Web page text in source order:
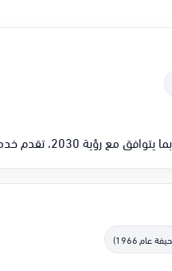
الإشراف والتشغيل والصيانة